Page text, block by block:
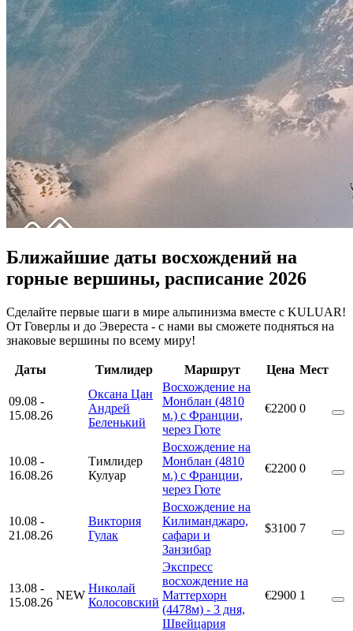
Ближайшие даты восхождений на
горные вершины, расписание 2026
Сделайте первые шаги в мире альпинизма вместе с KULUAR!
От Говерлы и до Эвереста - с нами вы сможете подняться на
знаковые вершины по всему миру!
Даты Тимлидер Маршрут Цена Мест
09.08 -
15.08.26
Оксана Цан
Андрей
Беленький
Восхождение на
Монблан (4810
м.) с Франции,
через Гюте
€2200 0
10.08 -
16.08.26
Тимлидер
Кулуар
Восхождение на
Монблан (4810
м.) с Франции,
через Гюте
€2200 0
10.08 -
21.08.26
Виктория
Гулак
Восхождение на
Килиманджаро,
сафари и
Занзибар
$3100 7
13.08 -
15.08.26
NEW
Николай
Колосовский
Экспресс
восхождение на
Маттерхорн
(4478м) - 3 дня,
Швейцария
€2900 1